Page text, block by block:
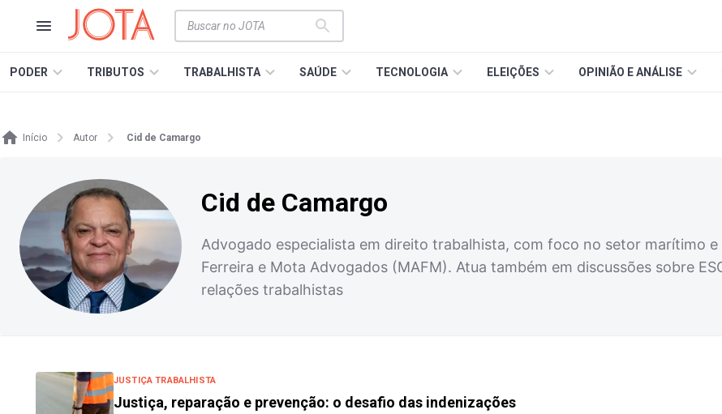
PODER TRIBUTOS TRABALHISTA SAÚDE TECNOLOGIA ELEIÇÕES OPINIÃO E ANÁLISE
Início Autor Cid de Camargo
Cid de Camargo
Advogado especialista em direito trabalhista, com foco no setor marítimo
Ferreira e Mota Advogados (MAFM). Atua também em discussões sobre
relações trabalhistas
JUSTIÇA TRABALHISTA
Justiça, reparação e prevenção: o desafio das indenizações